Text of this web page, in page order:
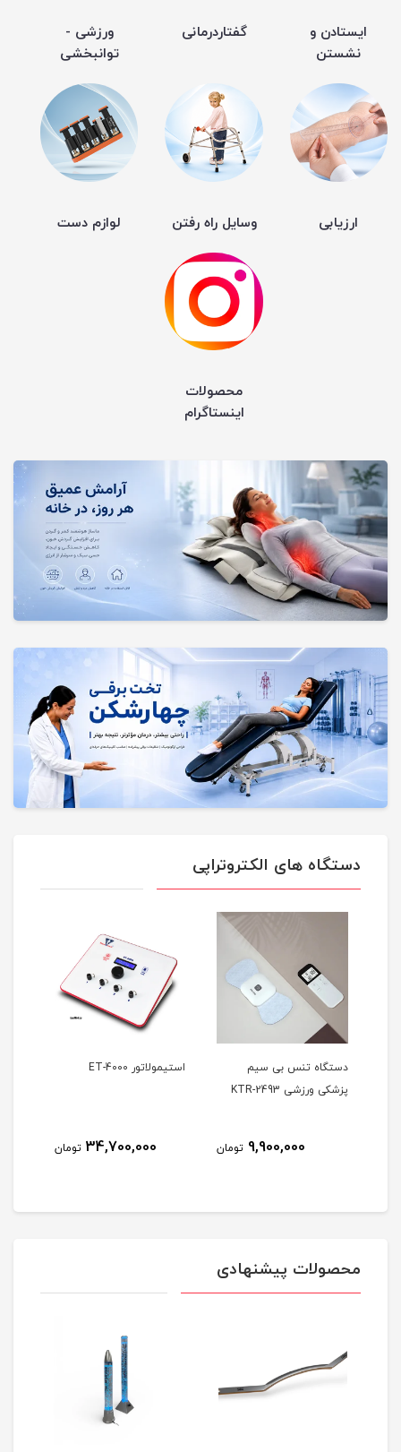
ایستادن و
نشستن
گفتاردرمانی
ورزشی -
توانبخشی
ارزیابی وسایل راه رفتن لوازم دست
محصولات
اینستاگرام
دستگاه های الکتروتراپی
دستگاه تنس بی سیم
پزشکی ورزشی KTR-2493
9,900,000 تومان
استیمولاتور ET-4000
34,700,000 تومان
محصولات پیشنهادی